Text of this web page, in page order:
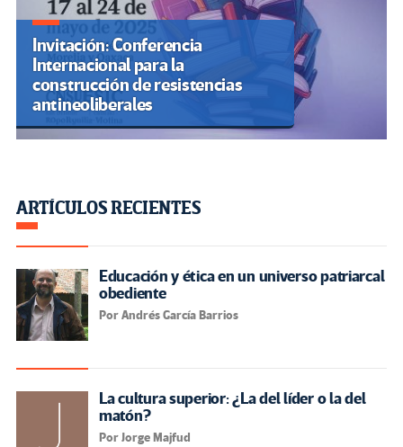
Invitación: Conferencia
Internacional para la
construcción de resistencias
antineoliberales
ARTÍCULOS RECIENTES
Educación y ética en un universo patriarcal
obediente
Por Andrés García Barrios
La cultura superior: ¿La del líder o la del
matón?
Por Jorge Majfud